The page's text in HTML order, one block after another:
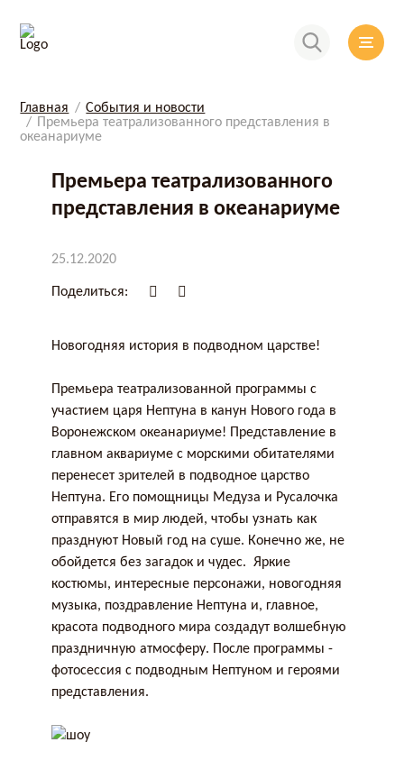
Главная
События и новости
Премьера театрализованного представления в
океанариуме
Премьера театрализованного
представления в океанариуме
25.12.2020
Поделиться:
Новогодняя история в подводном царстве!
Премьера театрализованной программы с
участием царя Нептуна в канун Нового года в
Воронежском океанариуме! Представление в
главном аквариуме с морскими обитателями
перенесет зрителей в подводное царство
Нептуна. Его помощницы Медуза и Русалочка
отправятся в мир людей, чтобы узнать как
празднуют Новый год на суше. Конечно же, не
обойдется без загадок и чудес. Яркие
костюмы, интересные персонажи, новогодняя
музыка, поздравление Нептуна и, главное,
красота подводного мира создадут волшебную
праздничную атмосферу. После программы -
фотосессия с подводным Нептуном и героями
представления.